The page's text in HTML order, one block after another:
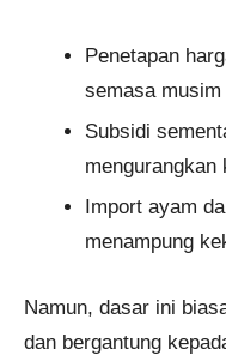
Penetapan
semasa musim
Subsidi
mengurangkan
Import ayam
menampung
Namun, dasar ini
dan bergantung